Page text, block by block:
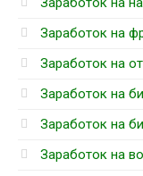
Заработок на
Заработок на
Заработок на
Заработок на
Заработок на